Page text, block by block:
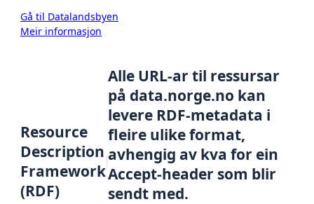
Gå til Datalandsbyen
Meir informasjon
Resource
Description
Framework
(RDF)
Alle URL-ar til ressursar
på data.norge.no kan
levere RDF-metadata i
fleire ulike format,
avhengig av kva for ein
Accept-header som blir
sendt med.